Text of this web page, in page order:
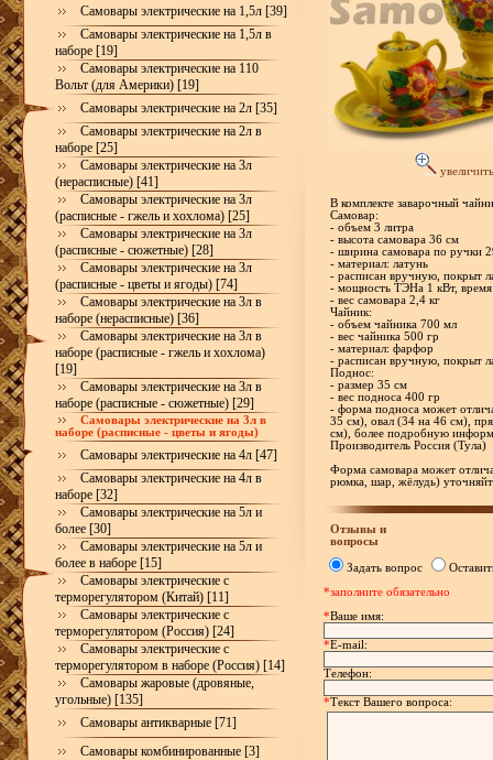
Самовары электрические на 1,5л [39]
Самовары электрические на 1,5л в
наборе [19]
Самовары электрические на 110
Вольт (для Америки) [19]
Самовары электрические на 2л [35]
Самовары электрические на 2л в
наборе [25]
Самовары электрические на 3л
(нерасписные) [41]
Самовары электрические на 3л
(расписные - гжель и хохлома) [25]
Самовары электрические на 3л
(расписные - сюжетные) [28]
Самовары электрические на 3л
(расписные - цветы и ягоды) [74]
Самовары электрические на 3л в
наборе (нерасписные) [36]
Самовары электрические на 3л в
наборе (расписные - гжель и хохлома)
[19]
Самовары электрические на 3л в
наборе (расписные - сюжетные) [29]
Самовары электрические на 3л в
наборе (расписные - цветы и ягоды)
Самовары электрические на 4л [47]
Самовары электрические на 4л в
наборе [32]
Самовары электрические на 5л и
более [30]
Самовары электрические на 5л и
более в наборе [15]
Самовары электрические с
терморегулятором (Китай) [11]
Самовары электрические с
терморегулятором (Россия) [24]
Самовары электрические с
терморегулятором в наборе (Россия) [14]
Самовары жаровые (дровяные,
угольные) [135]
Самовары антикварные [71]
Самовары комбинированные [3]
увеличить
В комплекте заварочный
Самовар:
- объем 3 литра
- высота самовара 36 см
- ширина самовара по ручки
- материал: латунь
- расписан вручную, покрыт
- мощность ТЭНа 1 кВт,
- вес самовара 2,4 кг
Чайник:
- объем чайника 700 мл
- вес чайника 500 гр
- материал: фарфор
- расписан вручную, покрыт
Поднос:
- размер 35 см
- вес подноса 400 гр
- форма подноса может
35 см), овал (34 на 46 см),
см), более подробную
Производитель Россия (Тула)
Форма самовара может
рюмка, шар, жёлудь)
Отзывы и
вопросы
Задать вопрос
*заполните обязательно
*Ваше имя:
*E-mail:
Телефон:
*Текст Вашего вопроса: